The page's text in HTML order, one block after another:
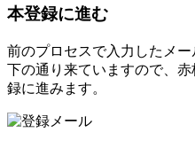
本登録に進む
前のプロセスで入力したメ
下の通り来ていますので、
録に進みます。